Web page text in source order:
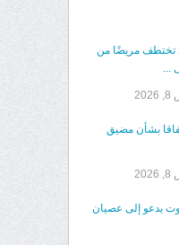
تختطف مريضًا من
...
بشأن مضيق
يدعو إلى عصيان